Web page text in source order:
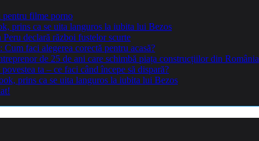
pentru filme porno
prins ca se uita languros la iubita lui Bezos
declară război fustelor scurte
Cum faci alegerea corectă pentru acasă?
de 25 de ani care schimbă piața construcțiilor din România
ta – ce faci când începe să dispară?
prins ca se uita languros la iubita lui Bezos